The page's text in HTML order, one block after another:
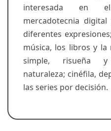
interesada en
mercadotecnia
diferentes
música, los libros y la
simple, risueña
naturaleza; cinéfila,
las series por decisión.